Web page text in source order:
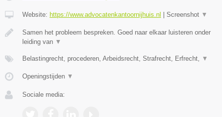
Website: https://www.advocatenkantoornijhuis.nl Screenshot ▼
Samen het probleem bespreken. Goed naar elkaar luisteren onder
leiding van ▼
Belastingrecht, procederen, Arbeidsrecht, Strafrecht, Erfrecht, ▼
Openingstijden ▼
Sociale media: